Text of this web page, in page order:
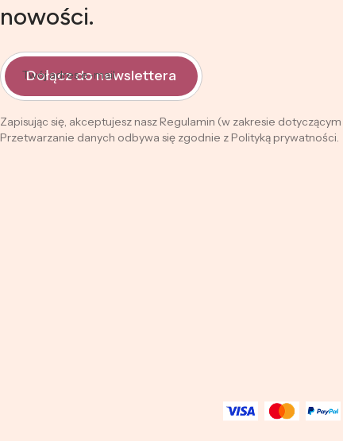
nowości.
Twój adres e-mail
Dołącz do newslettera
Zapisując się, akceptujesz nasz Regulamin (w zakresie
Przetwarzanie danych odbywa się zgodnie z Polityką prywatności.